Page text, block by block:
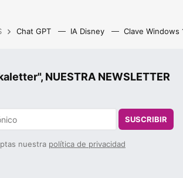
Chat GPT IA Disney Clave Windows
NUESTRA NEWSLETTER
SUSCRIBIR
nuestra política de privacidad